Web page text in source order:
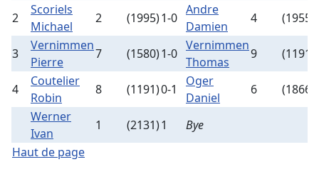
2
Scoriels
Michael
2 (1995)1-0
Andre
Damien
4 (1955)
3
Vernimmen
Pierre
7 (1580)1-0
Vernimmen
Thomas
9 (1191)
4
Coutelier
Robin
8 (1191)0-1
Oger
Daniel
6
(1866)
Werner
Ivan
1 (2131)1
Bye
Haut de page